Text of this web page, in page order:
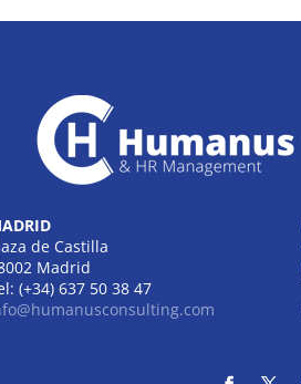
de Castilla
Madrid
(+34) 637 50 38 47